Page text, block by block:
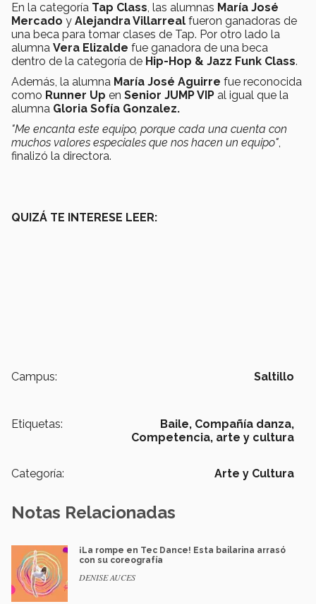
En la categoría Tap Class, las alumnas María José
Mercado y Alejandra Villarreal fueron ganadoras de
una beca para tomar clases de Tap. Por otro lado la
alumna Vera Elizalde fue ganadora de una beca
dentro de la categoría de Hip-Hop & Jazz Funk Class.
Además, la alumna María José Aguirre fue reconocida
como Runner Up en Senior JUMP VIP al igual que la
alumna Gloria Sofía Gonzalez.
"Me encanta este equipo, porque cada una cuenta con
muchos valores especiales que nos hacen un equipo",
finalizó la directora.
QUIZÁ TE INTERESE LEER:
Campus: Saltillo
Etiquetas: Baile, Compañía danza,
Competencia, arte y cultura
Categoría: Arte y Cultura
Notas Relacionadas
¡La rompe en Tec Dance! Esta bailarina arrasó
con su coreografía
DENISE AUCES